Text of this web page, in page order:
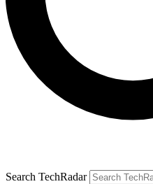
Search TechRadar